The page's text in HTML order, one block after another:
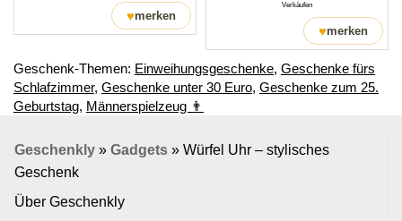
♥merken
Verkäufen
♥merken
Geschenk-Themen: Einweihungsgeschenke, Geschenke fürs
Schlafzimmer, Geschenke unter 30 Euro, Geschenke zum 25.
Geburtstag, Männerspielzeug 👨
Geschenkly » Gadgets » Würfel Uhr – stylisches
Geschenk
Über Geschenkly